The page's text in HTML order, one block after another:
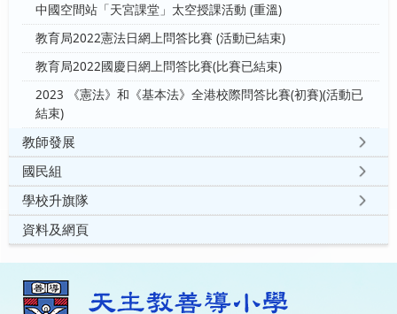
中國空間站「天宮課堂」太空授課活動 (重溫)
教育局2022憲法日網上問答比賽 (活動已結束)
教育局2022國慶日網上問答比賽(比賽已結束)
2023 《憲法》和《基本法》全港校際問答比賽(初賽)(活動已
結束)
教師發展
國民組
學校升旗隊
資料及網頁